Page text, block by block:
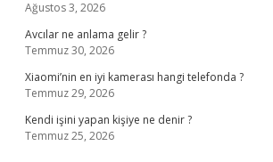
Ağustos 3, 2026
Avcılar ne anlama gelir ?
Temmuz 30, 2026
Xiaomi’nin en iyi kamerası hangi telefonda ?
Temmuz 29, 2026
Kendi işini yapan kişiye ne denir ?
Temmuz 25, 2026